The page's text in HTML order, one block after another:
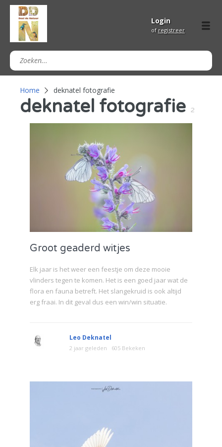
Login
of registreer
Home deknatel fotografie
deknatel fotografie 2
Groot geaderd witjes
Elk jaar is het weer een feestje om deze mooie
vlinders tegen te komen. Het is een goed jaar wat de
flora en fauna betreft. Het slangekruid is ook altijd
erg fraai. In dit geval dus een win/win situatie.
Leo Deknatel
2 jaar geleden 605 Bekeken